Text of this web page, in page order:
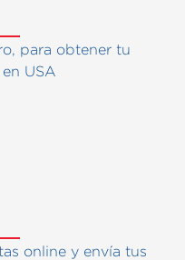
para obtener tu
USA
online y envía tus